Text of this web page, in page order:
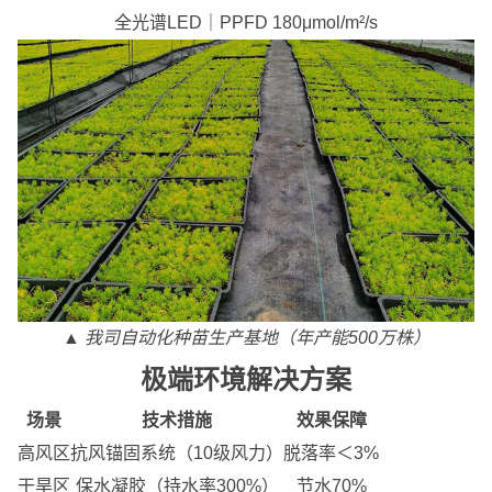
全光谱LED｜PPFD 180μmol/m²/s
▲ 我司自动化种苗生产基地（年产能500万株）
极端环境解决方案
场景 技术措施
效果保障
高风区抗风锚固系统（10级风力） 脱落率＜3%
干旱区 保水凝胶（持水率300%） 节水70%